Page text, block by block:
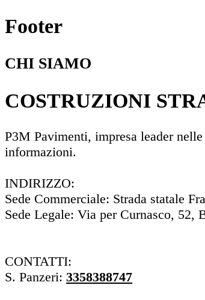
Footer
CHI SIAMO
COSTRUZIONI
P3M Pavimenti, impresa leader
informazioni.
INDIRIZZO:
Sede Commerciale: Strada statale
Sede Legale: Via per Curnasco, 52,
CONTATTI:
S. Panzeri: 3358388747